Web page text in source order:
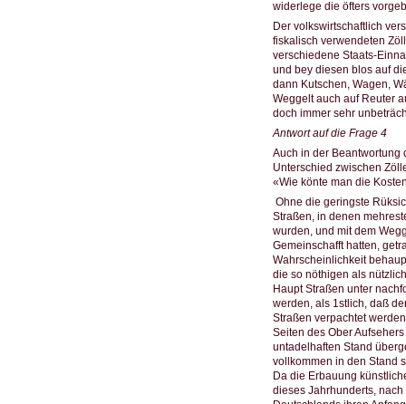
widerlege die öfters
Der volkswirtschaftlich
fiskalisch verwendeten
verschiedene Staats-
und bey diesen blos auf
dann Kutschen, Wagen,
Weggelt auch auf Reuter
doch immer sehr
Antwort auf die Frage 4
Auch in der Beantwortung
Unterschied zwischen
«Wie könte man die
Ohne die geringste
Straßen, in denen
wurden, und mit dem
Gemeinschafft hatten,
Wahrscheinlichkeit
die so nöthigen als
Haupt Straßen unter
werden, als 1stlich, daß
Straßen verpachtet
Seiten des Ober
untadelhaften Stand
vollkommen in den Stand
Da die Erbauung
dieses Jahrhunderts,